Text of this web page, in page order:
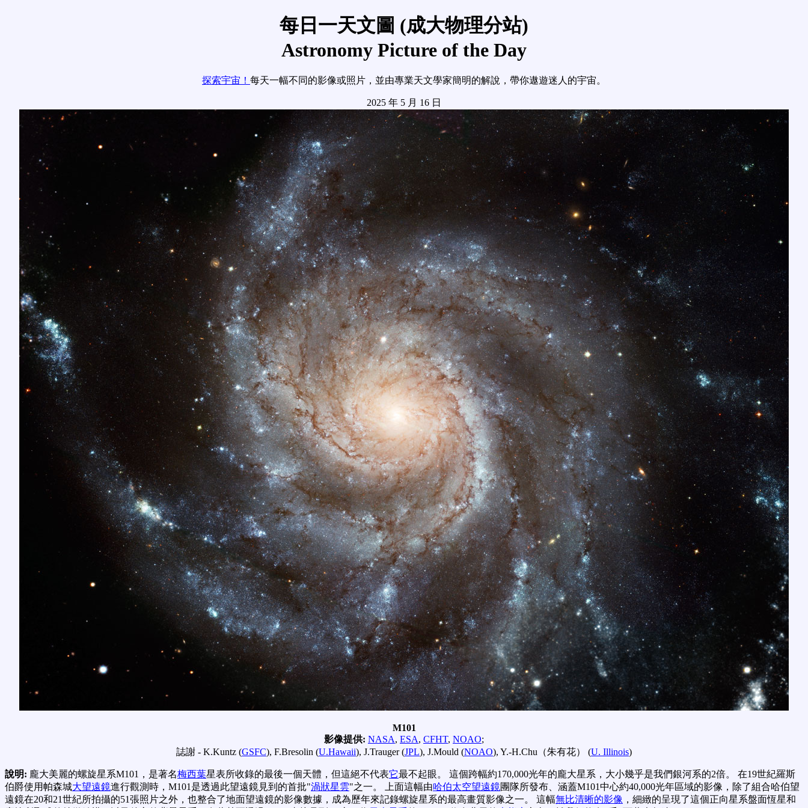
每日一天文圖 (成大物理分站)
Astronomy Picture of the Day
探索宇宙！ 每天一幅不同的影像或照片，並由專業天文學家簡明的解說，帶你遨遊迷人的宇宙。
2025 年 5 月 16 日
M101
影像提供: NASA, ESA, CFHT, NOAO;
誌謝 - K.Kuntz (GSFC), F.Bresolin (U.Hawaii), J.Trauger (JPL), J.Mould (NOAO), Y.-H.Chu（朱有花） (U. Illinois)
說明: 龐大美麗的螺旋星系M101，是著名梅西葉星表所收錄的最後一個天體，但這絕不代表它最不起眼。 這個跨幅約170,000光年的龐大星系，大小幾乎是我們銀河系的2倍。 在19世紀羅斯
伯爵使用帕森城大望遠鏡進行觀測時，M101是透過此望遠鏡見到的首批"渦狀星雲"之一。 上面這幅由哈伯太空望遠鏡團隊所發布、涵蓋M101中心約40,000光年區域的影像，除了組合哈伯望
遠鏡在20和21世紀所拍攝的51張照片之外，也整合了地面望遠鏡的影像數據，成為歷年來記錄螺旋星系的最高畫質影像之一。 這幅無比清晰的影像 ，細緻的呈現了這個正向星系盤面恆星和